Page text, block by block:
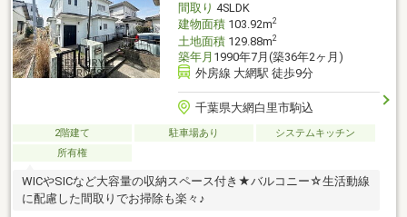
間取り 4SLDK
建物面積103.92m2
土地面積129.88m2
築年月 1990年7月(築36年2ヶ月)
外房線 大網駅 徒歩9分
千葉県大網白里市駒込
2階建て 駐車場あり
システムキッチン
所有権
WICやSICなど大容量の収納スペース付き★バルコニー☆生活動線
に配慮した間取りでお掃除も楽々♪